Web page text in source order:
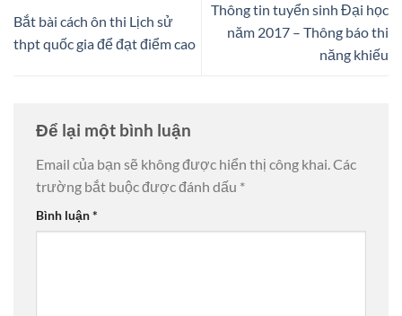
Bắt bài cách ôn thi Lịch sử
thpt quốc gia để đạt điểm cao
Thông tin tuyển sinh Đại học
năm 2017 – Thông báo thi
năng khiếu
Để lại một bình luận
Email của bạn sẽ không được hiển thị công khai.Các
trường bắt buộc được đánh dấu *
Bình luận*